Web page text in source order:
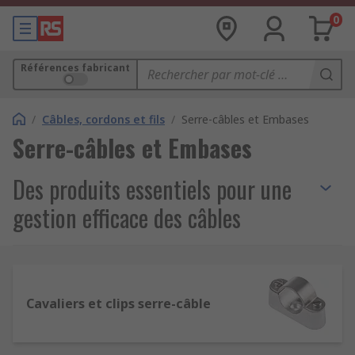
0
Références fabricant
/ Câbles, cordons et fils / Serre-câbles et Embases
Serre-câbles et Embases
Des produits essentiels pour une
gestion efficace des câbles
accessoires incontournables pour organiser et
maintenir les câbles et fils en place dans des
environnements industriels, électriques et
Cavaliers et clips serre-câble